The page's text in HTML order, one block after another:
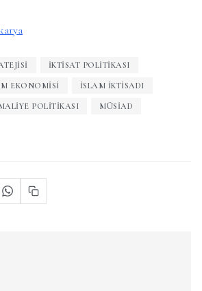
IKTISAT POLITIKASI
EKONOMISI ISLAM IKTISADI
POLITIKASI MÜSIAD